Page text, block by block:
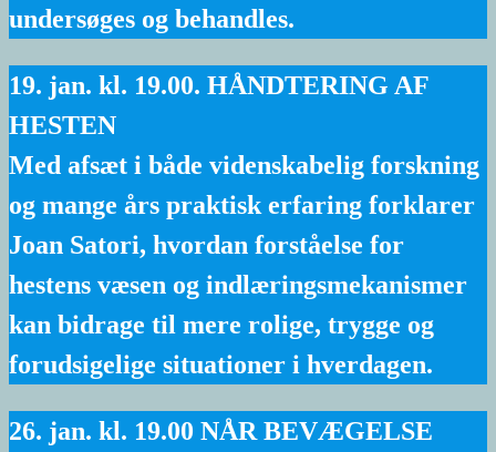
undersøges og behandles.
19. jan. kl. 19.00. HÅNDTERING AF
HESTEN
Med afsæt i både videnskabelig forskning
og mange års praktisk erfaring forklarer
Joan Satori, hvordan forståelse for
hestens væsen og indlæringsmekanismer
kan bidrage til mere rolige, trygge og
forudsigelige situationer i hverdagen.
26. jan. kl. 19.00 NÅR BEVÆGELSE